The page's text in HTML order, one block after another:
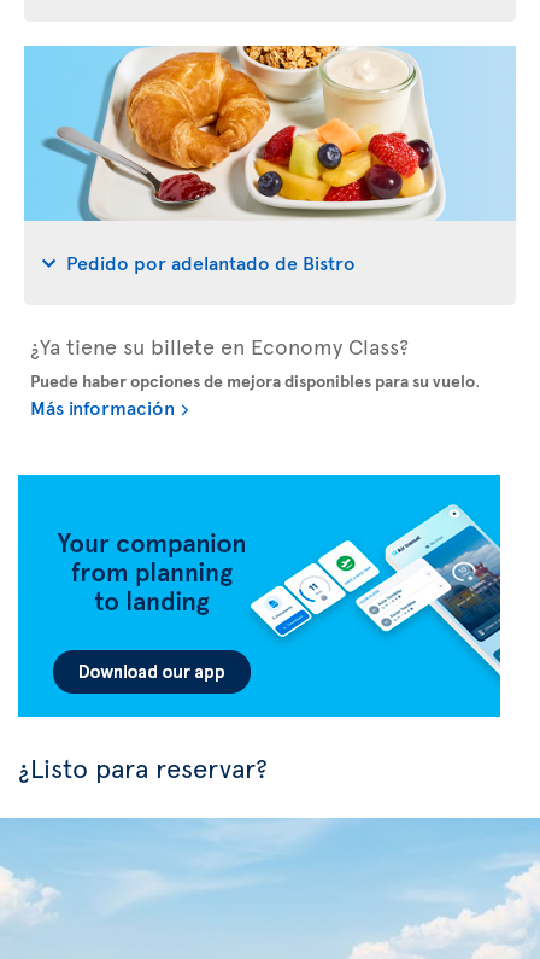
Pedido por adelantado de Bistro
¿Ya tiene su billete en Economy Class?
Puede haber opciones de mejora disponibles para su vuelo.
Más información
¿Listo para reservar?